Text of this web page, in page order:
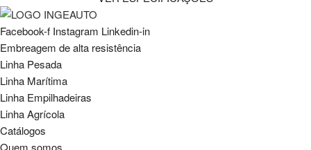
Facebook-f Instagram Linkedin-in
Embreagem de alta resistência
Linha Pesada
Linha Marítima
Linha Empilhadeiras
Linha Agrícola
Catálogos
Quem somos